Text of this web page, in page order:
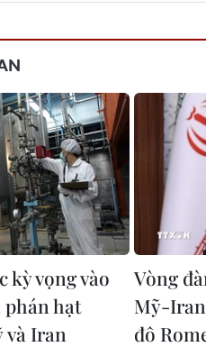
kỳ vọng vào
phán hạt
và Iran
Vòng
Mỹ-
đô